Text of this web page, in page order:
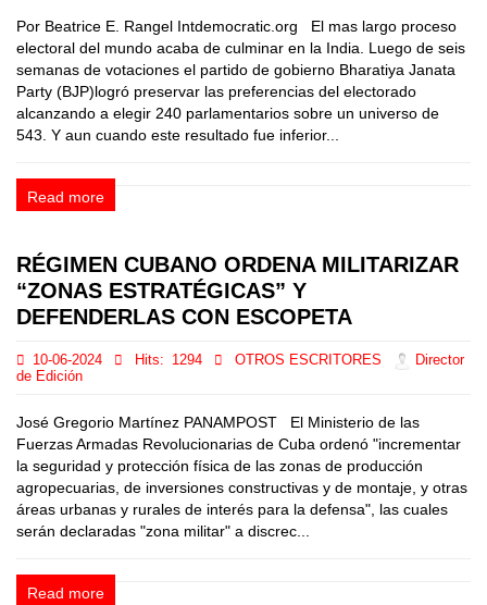
Por Beatrice E. Rangel Intdemocratic.org El mas largo proceso
electoral del mundo acaba de culminar en la India. Luego de seis
semanas de votaciones el partido de gobierno Bharatiya Janata
Party (BJP)logró preservar las preferencias del electorado
alcanzando a elegir 240 parlamentarios sobre un universo de
543. Y aun cuando este resultado fue inferior...
Read more
RÉGIMEN CUBANO ORDENA MILITARIZAR
“ZONAS ESTRATÉGICAS” Y
DEFENDERLAS CON ESCOPETA
10-06-2024 Hits: 1294 OTROS ESCRITORES
Director
de Edición
José Gregorio Martínez PANAMPOST El Ministerio de las
Fuerzas Armadas Revolucionarias de Cuba ordenó "incrementar
la seguridad y protección física de las zonas de producción
agropecuarias, de inversiones constructivas y de montaje, y otras
áreas urbanas y rurales de interés para la defensa", las cuales
serán declaradas "zona militar" a discrec...
Read more